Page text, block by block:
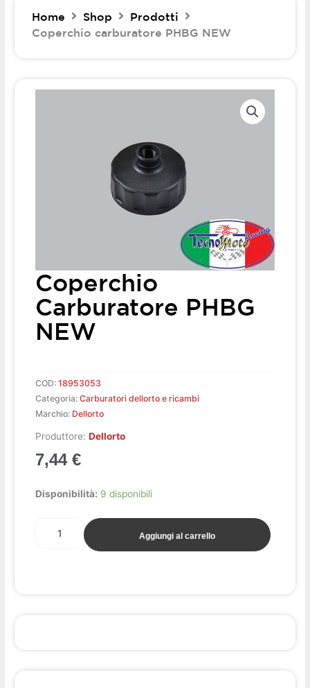
Home Shop
Prodotti
Coperchio carburatore PHBG NEW
Coperchio
Carburatore PHBG
NEW
COD:18953053
Categoria:Carburatori dellorto e ricambi
Marchio: Dellorto
Produttore:Dellorto
7,44€
Disponibilità: 9 disponibili
Coperchio
Aggiungi al carrello